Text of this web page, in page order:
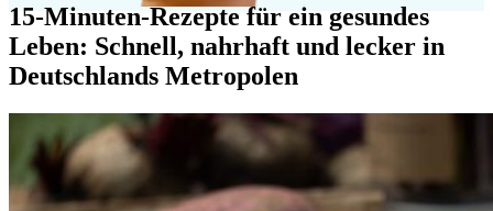
15-Minuten-Rezepte für ein gesundes
Leben: Schnell, nahrhaft und lecker in
Deutschlands Metropolen